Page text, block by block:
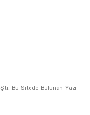
Bu Sitede Bulunan Yazı
Şti. Bu Sitede Bulunan
tasarlanmış ve